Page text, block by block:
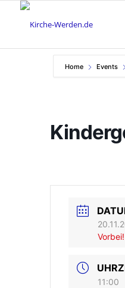
Home Events
Vorbei!
11:00